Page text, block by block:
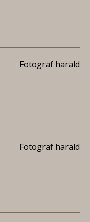
Fotograf harald
Fotograf harald